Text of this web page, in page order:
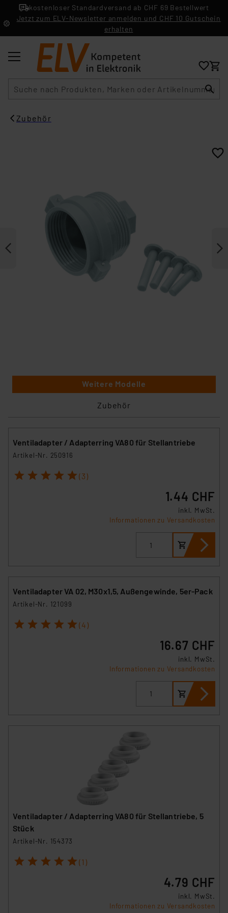
kostenloser Standardversand ab CHF 69 Bestellwert
Jetzt zum ELV-Newsletter anmelden und CHF 10 Gutschein
erhalten
Zubehör
Weitere Modelle
Zubehör
Ventiladapter / Adapterring VA80 für Stellantriebe
Artikel-Nr. 250916
1 2 3 4 5 (3)
1.44 CHF
inkl. MwSt.
Informationen zu Versandkosten
Ventiladapter VA 02, M30x1,5, Außengewinde, 5er-Pack
Artikel-Nr. 121099
1 2 3 4 5 (4)
16.67 CHF
inkl. MwSt.
Informationen zu Versandkosten
Ventiladapter / Adapterring VA80 für Stellantriebe, 5
Stück
Artikel-Nr. 154373
1 2 3 4 5 (1)
4.79 CHF
inkl. MwSt.
Informationen zu Versandkosten